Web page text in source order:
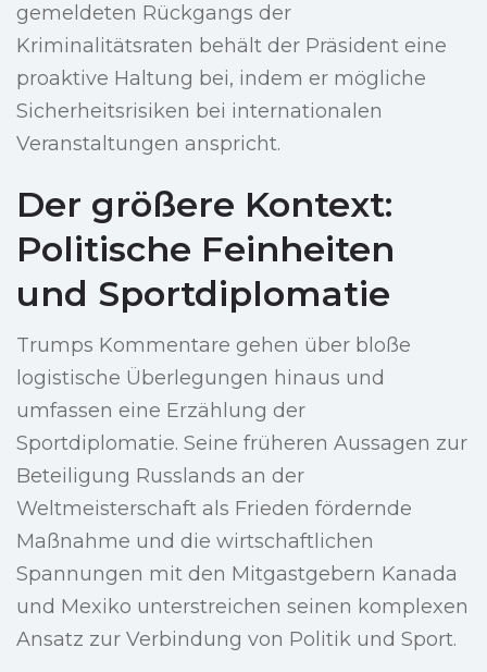
gemeldeten Rückgangs der
Kriminalitätsraten behält der Präsident eine
proaktive Haltung bei, indem er mögliche
Sicherheitsrisiken bei internationalen
Veranstaltungen anspricht.
Der größere Kontext:
Politische Feinheiten
und Sportdiplomatie
Trumps Kommentare gehen über bloße
logistische Überlegungen hinaus und
umfassen eine Erzählung der
Sportdiplomatie. Seine früheren Aussagen zur
Beteiligung Russlands an der
Weltmeisterschaft als Frieden fördernde
Maßnahme und die wirtschaftlichen
Spannungen mit den Mitgastgebern Kanada
und Mexiko unterstreichen seinen komplexen
Ansatz zur Verbindung von Politik und Sport.